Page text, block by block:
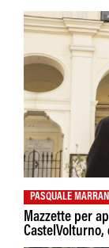
PASQUALE
Mazzette per